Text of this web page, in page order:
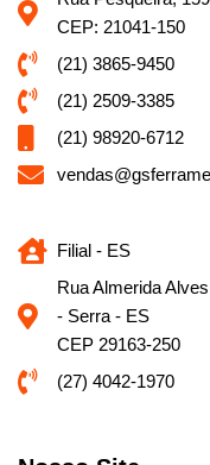
CEP: 21041-150
(21) 3865-9450
(21) 2509-3385
(21) 98920-6712
Filial - ES
Rua Almerida
- Serra - ES
CEP 29163-250
(27) 4042-1970